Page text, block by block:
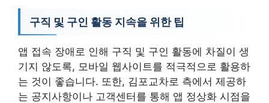
구직 및 구인 활동 지속을 위한 팁
앱 접속 장애로 인해 구직 및 구인 활동에 차질이 생
기지 않도록, 모바일 웹사이트를 적극적으로 활용하
는 것이 좋습니다. 또한, 김포교차로 측에서 제공하
는 공지사항이나 고객센터를 통해 앱 정상화 시점을